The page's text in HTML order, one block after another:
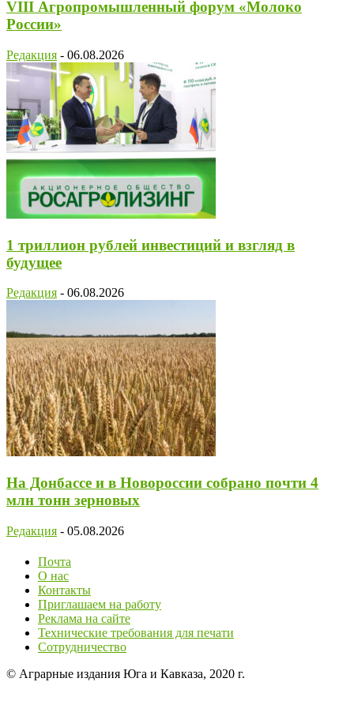
VIII Агропромышленный форум «Молоко
России»
Редакция - 06.08.2026
1 триллион рублей инвестиций и взгляд в
будущее
Редакция - 06.08.2026
На Донбассе и в Новороссии собрано почти 4
млн тонн зерновых
Редакция - 05.08.2026
Почта
О нас
Контакты
Приглашаем на работу
Реклама на сайте
Технические требования для печати
Сотрудничество
© Аграрные издания Юга и Кавказа, 2020 г.